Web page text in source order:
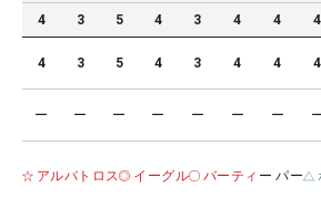
4 3 5 4 3 4 4 4
4 3 5 4 3 4 4 4
ー ー ー ー ー ー ー
アルバトロス イーグル バーティ ー パー